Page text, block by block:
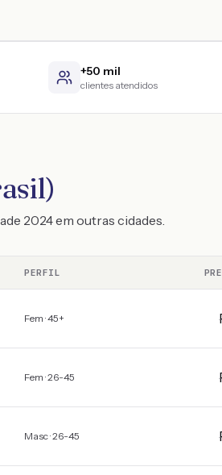
+50 mil
clientes atendidos
2024 em outras cidades.
PERFIL
Fem · 45+
Fem · 26-45
Masc · 26-45